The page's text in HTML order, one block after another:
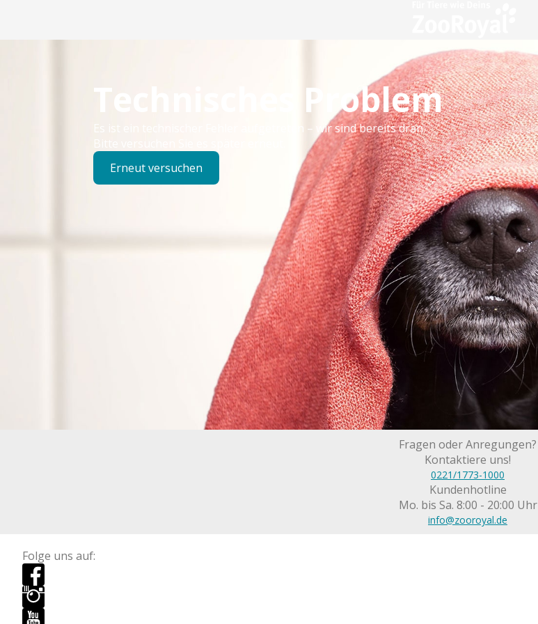
Technisches Problem
Es ist ein technischer Fehler aufgetreten – wir sind bereits dran.
Bitte versuchen Sie es später erneut.
Erneut versuchen
Fragen oder Anregungen?
Kontaktiere uns!
0221/1773-1000
Kundenhotline
Mo. bis Sa. 8:00 - 20:00 Uhr
info@zooroyal.de
Folge uns auf: